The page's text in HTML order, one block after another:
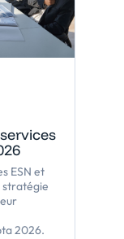
ESN et
stratégie
2026.